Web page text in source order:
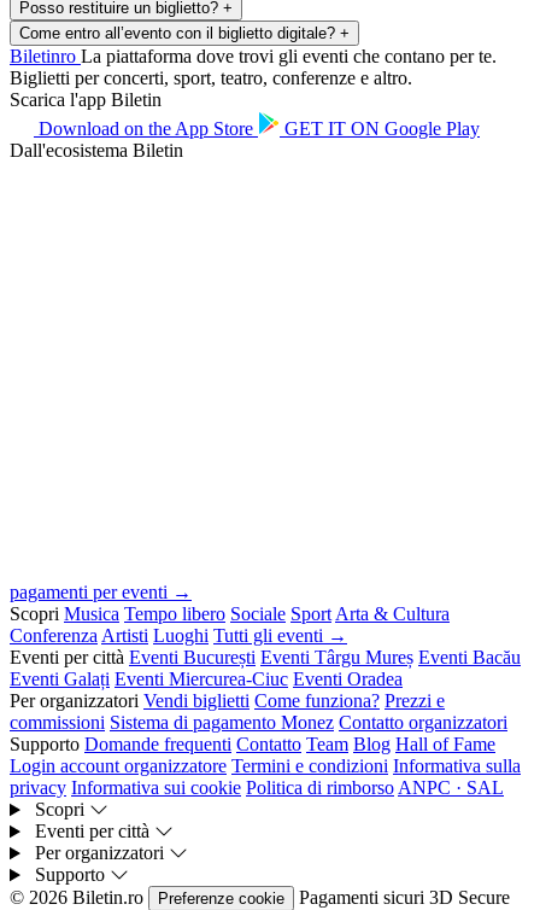
Posso restituire un biglietto? +
Come entro all’evento con il biglietto digitale? +
Biletinro La piattaforma dove trovi gli eventi che contano per te.
Biglietti per concerti, sport, teatro, conferenze e altro.
Scarica l'app Biletin
Download on the App Store GET IT ON Google Play
Dall'ecosistema Biletin
pagamenti per eventi →
Scopri Musica Tempo libero Sociale Sport Arta & Cultura
Conferenza Artisti Luoghi Tutti gli eventi →
Eventi per città Eventi București Eventi Târgu Mureș Eventi Bacău
Eventi Galați Eventi Miercurea-Ciuc Eventi Oradea
Per organizzatori Vendi biglietti Come funziona? Prezzi e
commissioni Sistema di pagamento Monez Contatto organizzatori
Supporto Domande frequenti Contatto Team Blog Hall of Fame
Login account organizzatore Termini e condizioni Informativa sulla
privacy Informativa sui cookie Politica di rimborso ANPC · SAL
Scopri
Eventi per città
Per organizzatori
Supporto
© 2026 Biletin.ro
Preferenze cookie Pagamenti sicuri 3D Secure